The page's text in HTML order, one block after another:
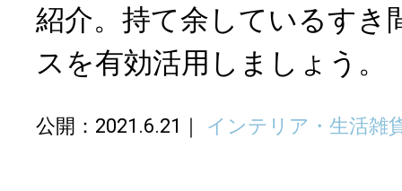
紹介。持て余しているすき
スを有効活用しましょう。
公開：2021.6.21 インテリア・生活雑